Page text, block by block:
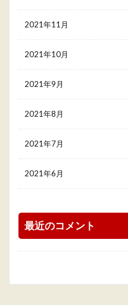
2021年11月
2021年10月
2021年9月
2021年8月
2021年7月
2021年6月
最近のコメント